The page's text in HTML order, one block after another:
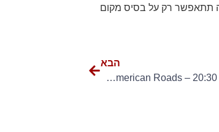
תתאפשר רק על בסיס מקום
הבא
16.11.24, מוצ"ש, בשעה 20:30 – American Roads – פוגש את הדרכים הישראליות